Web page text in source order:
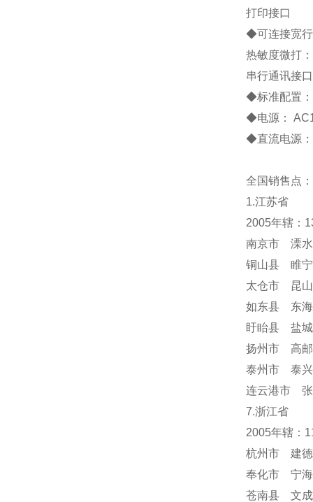
打印接口
◆可连接宽
热敏度微打：
串行通讯接口
◆标准配置
◆电源：
◆直流电源
全国销售点：
1.江苏省
2005年辖：
南京市 溧
铜山县 睢
太仓市 昆
如东县 东
盱眙县 盐
扬州市 高
泰州市 泰
连云港市 张
7.浙江省
2005年辖：
杭州市 建
奉化市 宁
苍南县 文